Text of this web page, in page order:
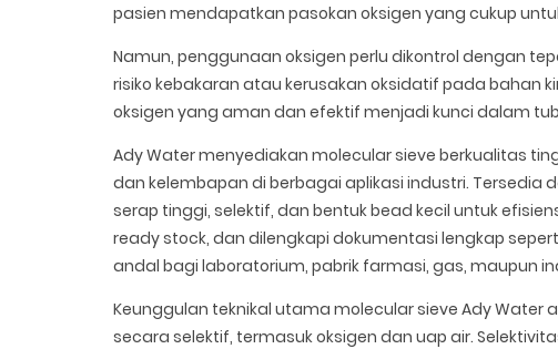
pasien mendapatkan pasokan oksigen yang cukup
Namun, penggunaan oksigen perlu dikontrol dengan
risiko kebakaran atau kerusakan oksidatif pada bahan
oksigen yang aman dan efektif menjadi kunci dalam
Ady Water menyediakan molecular sieve berkualitas
dan kelembapan di berbagai aplikasi industri. Tersedia
serap tinggi, selektif, dan bentuk bead kecil untuk
ready stock, dan dilengkapi dokumentasi lengkap
andal bagi laboratorium, pabrik farmasi, gas, maupun
Keunggulan teknikal utama molecular sieve Ady
secara selektif, termasuk oksigen dan uap air.